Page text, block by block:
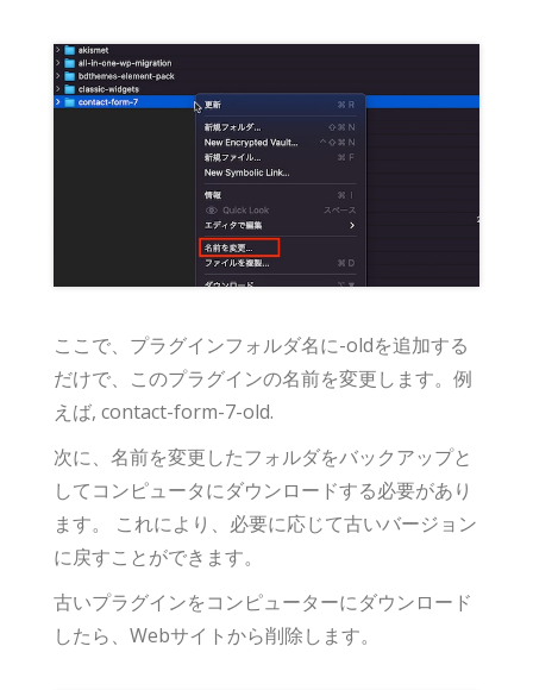
ここで、プラグインフォルダ名に-oldを追加する
だけで、このプラグインの名前を変更します。例
えば, contact-form-7-old.
次に、名前を変更したフォルダをバックアップと
してコンピュータにダウンロードする必要があり
ます。 これにより、必要に応じて古いバージョン
に戻すことができます。
古いプラグインをコンピューターにダウンロード
したら、Webサイトから削除します。